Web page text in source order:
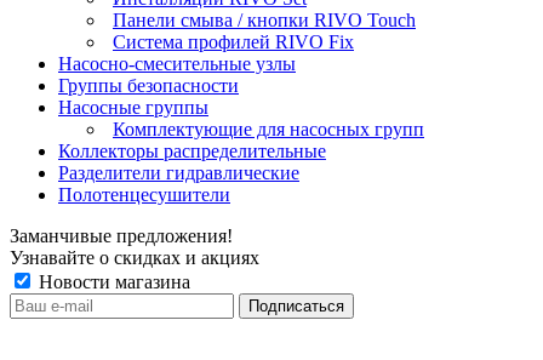
Панели смыва / кнопки RIVO Touch
Система профилей RIVO Fix
Насосно-смесительные узлы
Группы безопасности
Насосные группы
Комплектующие для насосных групп
Коллекторы распределительные
Разделители гидравлические
Полотенцесушители
Заманчивые предложения!
Узнавайте о скидках и акциях
Новости магазина